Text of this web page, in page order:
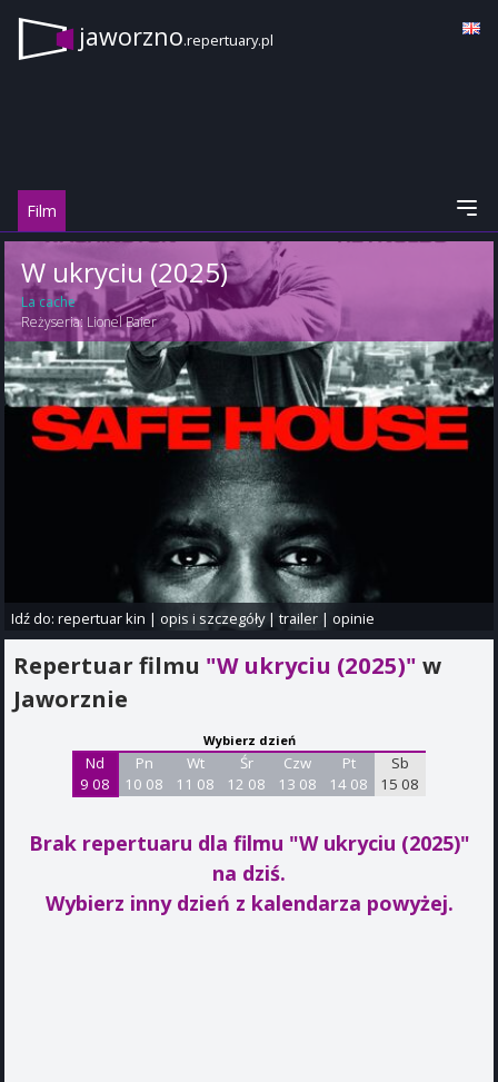
jaworzno.repertuary.pl
Film
W ukryciu (2025)
La cache
Reżyseria: Lionel Baier
Idź do:repertuar kin |opis i szczegóły|trailer |opinie
Repertuar filmu "W ukryciu (2025)" w
Jaworznie
Wybierz dzień
Nd
9 08
Pn
10 08
Wt
11 08
Śr
12 08
Czw
13 08
Pt
14 08
Sb
15 08
Brak repertuaru dla filmu "W ukryciu (2025)"
na dziś.
Wybierz inny dzień z kalendarza powyżej.